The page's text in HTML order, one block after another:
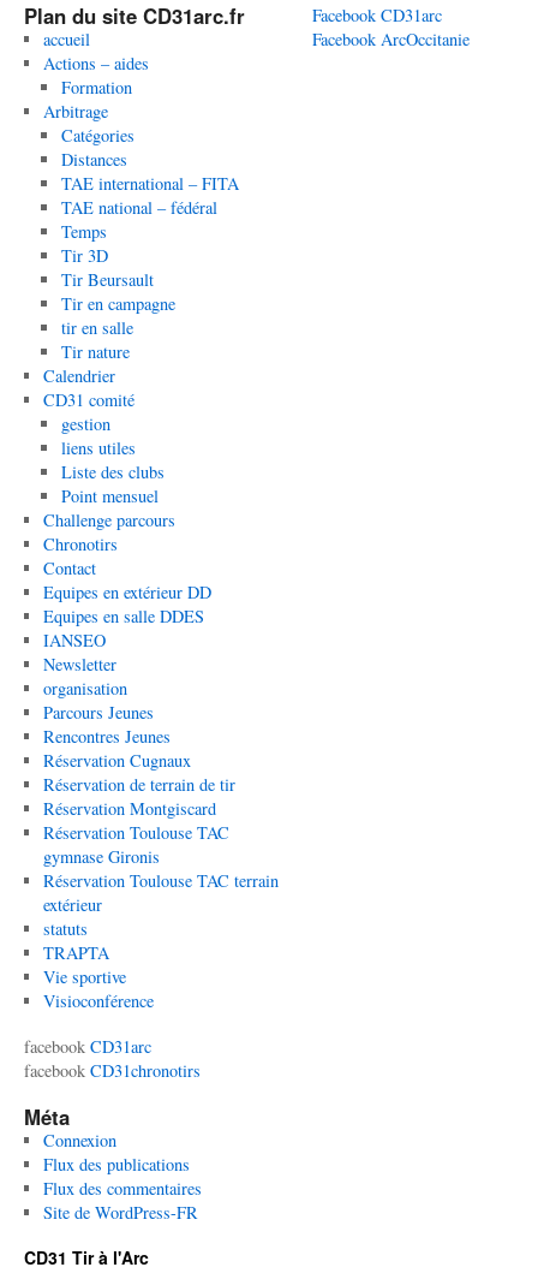
Plan du site CD31arc.fr
accueil
Actions – aides
Formation
Arbitrage
Catégories
Distances
TAE international – FITA
TAE national – fédéral
Temps
Tir 3D
Tir Beursault
Tir en campagne
tir en salle
Tir nature
Calendrier
CD31 comité
gestion
liens utiles
Liste des clubs
Point mensuel
Challenge parcours
Chronotirs
Contact
Equipes en extérieur DD
Equipes en salle DDES
IANSEO
Newsletter
organisation
Parcours Jeunes
Rencontres Jeunes
Réservation Cugnaux
Réservation de terrain de tir
Réservation Montgiscard
Réservation Toulouse TAC
gymnase Gironis
Réservation Toulouse TAC terrain
extérieur
statuts
TRAPTA
Vie sportive
Visioconférence
facebook CD31arc
facebook CD31chronotirs
Méta
Connexion
Flux des publications
Flux des commentaires
Site de WordPress-FR
Facebook CD31arc
Facebook ArcOccitanie
CD31 Tir à l'Arc